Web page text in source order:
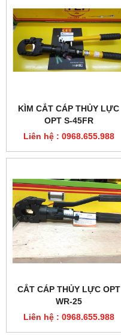
OPT S-45FR
Liên hệ : 0968.655.988
CẮT CÁP THỦY LỰC OPT
WR-25
Liên hệ : 0968.655.988